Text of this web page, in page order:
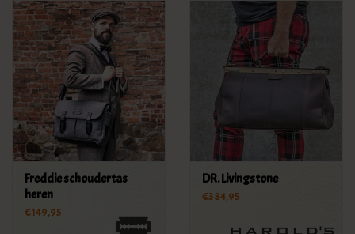
Freddie schoudertas
heren
€149,95
DR. Livingstone
€384,95